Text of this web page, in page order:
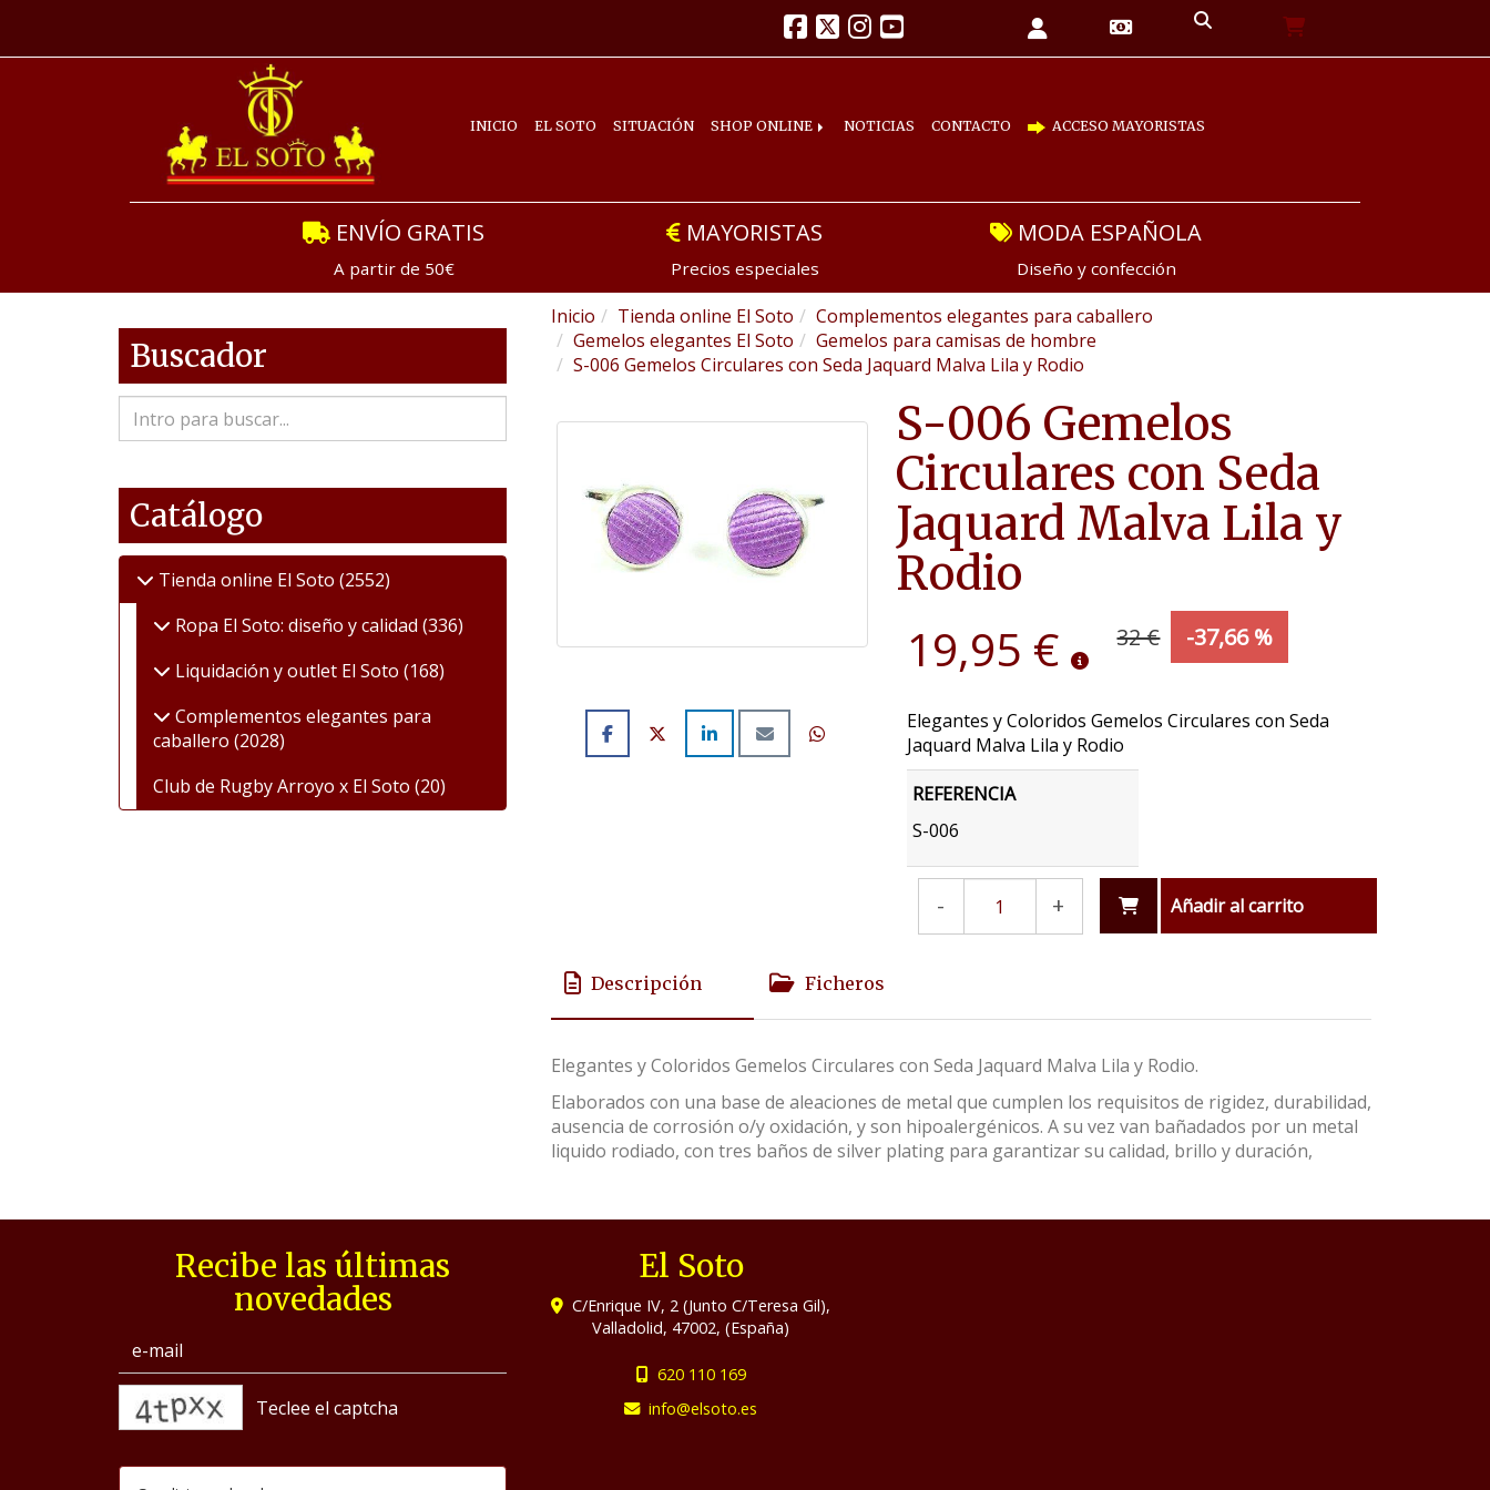
INICIO EL SOTO SITUACIÓN SHOP ONLINE NOTICIAS CONTACTO ACCESO MAYORISTAS
ENVÍO GRATIS
A partir de 50€
MAYORISTAS
Precios especiales
MODA ESPAÑOLA
Diseño y confección
Inicio Tienda online El Soto
Complementos elegantes para caballero
Gemelos elegantes El Soto
Gemelos para camisas de hombre
S-006 Gemelos Circulares con Seda Jaquard Malva Lila y Rodio
S-006 Gemelos
Circulares con Seda
Jaquard Malva Lila y
Rodio
19,95 € 32 € -37,66 %
Elegantes y Coloridos Gemelos Circulares con Seda
Jaquard Malva Lila y Rodio
REFERENCIA
S-006
- + Añadir al carrito
Descripción Ficheros
Elegantes y Coloridos Gemelos Circulares con Seda Jaquard Malva Lila y Rodio.
Elaborados con una base de aleaciones de metal que cumplen los requisitos de rigidez, durabilidad,
ausencia de corrosión o/y oxidación, y son hipoalergénicos. A su vez van bañadados por un metal
liquido rodiado, con tres baños de silver plating para garantizar su calidad, brillo y duración,
Buscador
Catálogo
Tienda online El Soto (2552)
Ropa El Soto: diseño y calidad (336)
Liquidación y outlet El Soto (168)
Complementos elegantes para
caballero (2028)
Club de Rugby Arroyo x El Soto (20)
Recibe las últimas
novedades
El Soto
C/Enrique IV, 2 (Junto C/Teresa Gil),
Valladolid, 47002,(España)
620 110 169
info
elsoto.es